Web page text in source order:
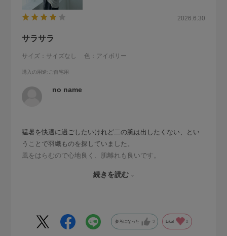
2026.6.30
サラサラ
サイズ：サイズなし 色：アイボリー
購入の用途:ご自宅用
no name
猛暑を快適に過ごしたいけれど二の腕は出したくない、とい
うことで羽織ものを探していました。
風をはらむので心地良く、肌離れも良いです。
せて楽しみます。
続きを読む
参考になった 3 Like! 2